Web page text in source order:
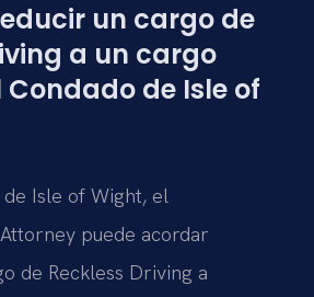
un cargo de
a un cargo
Condado de Isle of
de Isle of Wight, el
puede acordar
de Reckless Driving a